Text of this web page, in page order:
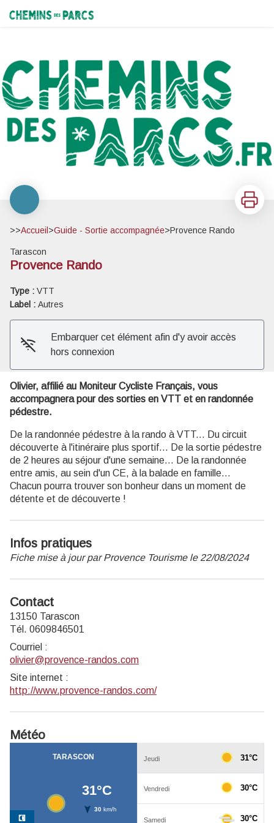
Chemins des Parcs
Imprimer
>>Accueil >Guide - Sortie accompagnée>Provence Rando
Tarascon
Provence Rando
Type : VTT
Label : Autres
Embarquer cet élément afin d'y avoir accès
hors connexion
Olivier, affilié au Moniteur Cycliste Français, vous
accompagnera pour des sorties en VTT et en randonnée
pédestre.
De la randonnée pédestre à la rando à VTT... Du circuit
découverte à l'itinéraire plus sportif... De la sortie pédestre
de 2 heures au séjour d'une semaine... De la randonnée
entre amis, au sein d'un CE, à la balade en famille...
Chacun pourra trouver son bonheur dans un moment de
détente et de découverte !
Infos pratiques
Fiche mise à jour par Provence Tourisme le 22/08/2024
Contact
13150 Tarascon
Tél. 0609846501
Courriel :
olivier@provence-randos.com
Site internet :
http://www.provence-randos.com/
Météo